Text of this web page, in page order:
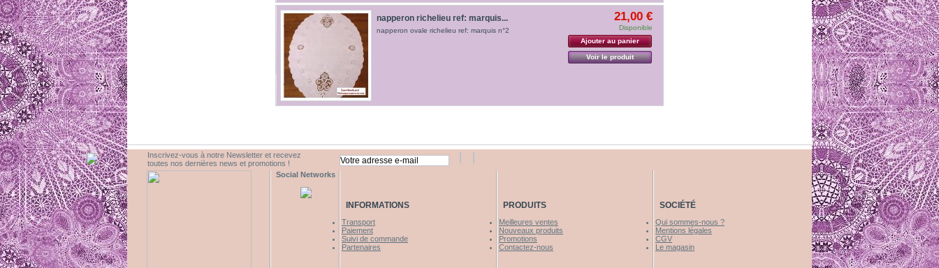
napperon richelieu ref: marquis...
napperon ovale richelieu ref: marquis n°2
21,00 €
Disponible
Ajouter au panier
Voir le produit
Inscrivez-vous à notre Newsletter et recevez
toutes nos dernières news et promotions !
Social Networks
INFORMATIONS
Transport
Paiement
Suivi de commande
Partenaires
PRODUITS
Meilleures ventes
Nouveaux produits
Promotions
Contactez-nous
SOCIÉTÉ
Qui sommes-nous ?
Mentions légales
CGV
Le magasin